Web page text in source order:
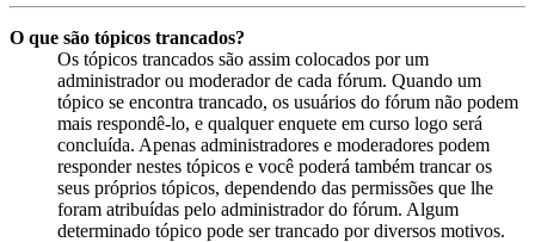
O que são tópicos trancados?
Os tópicos trancados são assim colocados por um
administrador ou moderador de cada fórum. Quando um
tópico se encontra trancado, os usuários do fórum não podem
mais respondê-lo, e qualquer enquete em curso logo será
concluída. Apenas administradores e moderadores podem
responder nestes tópicos e você poderá também trancar os
seus próprios tópicos, dependendo das permissões que lhe
foram atribuídas pelo administrador do fórum. Algum
determinado tópico pode ser trancado por diversos motivos.